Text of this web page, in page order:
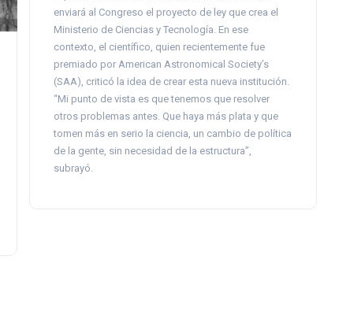
enviará al Congreso el proyecto de ley que crea el
Ministerio de Ciencias y Tecnología. En ese
contexto, el científico, quien recientemente fue
premiado por American Astronomical Society’s
(SAA), criticó la idea de crear esta nueva institución.
“Mi punto de vista es que tenemos que resolver
otros problemas antes. Que haya más plata y que
tomen más en serio la ciencia, un cambio de política
de la gente, sin necesidad de la estructura”,
subrayó.